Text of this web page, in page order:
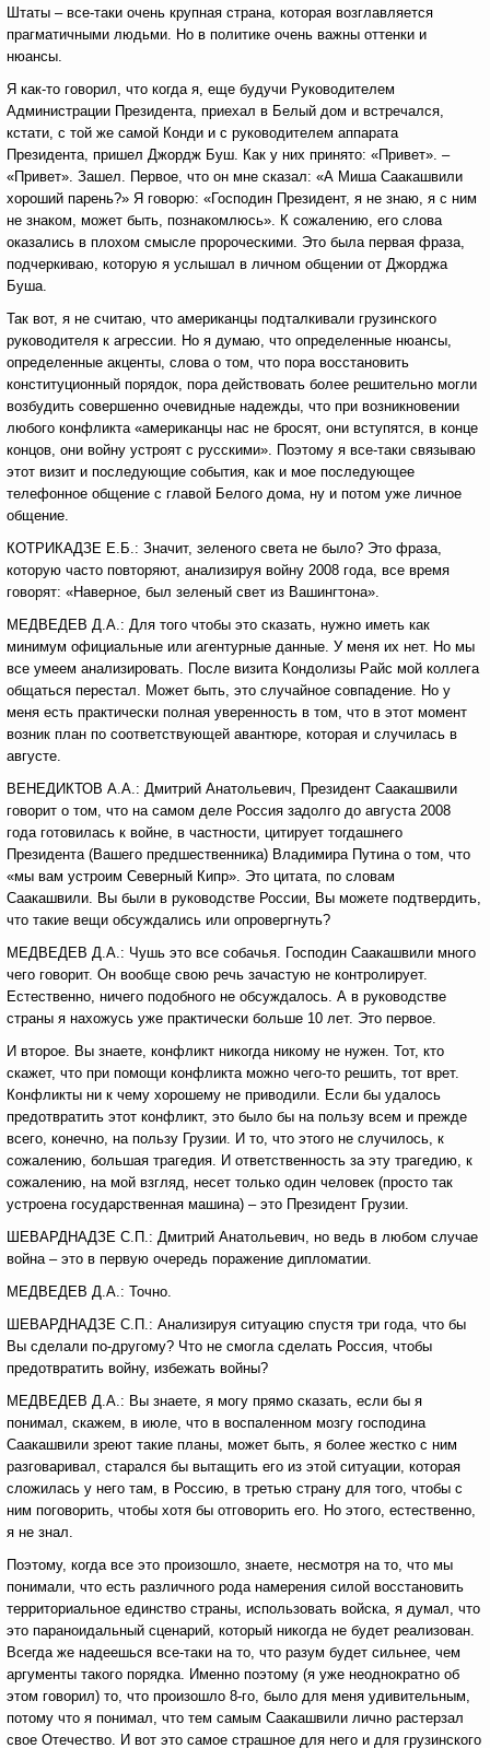
Штаты – все-таки очень крупная страна, которая возглавляется
прагматичными людьми. Но в политике очень важны оттенки и
нюансы.
Я как-то говорил, что когда я, еще будучи Руководителем
Администрации Президента, приехал в Белый дом и встречался,
кстати, с той же самой Конди и с руководителем аппарата
Президента, пришел Джордж Буш. Как у них принято: «Привет». –
«Привет». Зашел. Первое, что он мне сказал: «А Миша Саакашвили
хороший парень?» Я говорю: «Господин Президент, я не знаю, я с ним
не знаком, может быть, познакомлюсь». К сожалению, его слова
оказались в плохом смысле пророческими. Это была первая фраза,
подчеркиваю, которую я услышал в личном общении от Джорджа
Буша.
Так вот, я не считаю, что американцы подталкивали грузинского
руководителя к агрессии. Но я думаю, что определенные нюансы,
определенные акценты, слова о том, что пора восстановить
конституционный порядок, пора действовать более решительно могли
возбудить совершенно очевидные надежды, что при возникновении
любого конфликта «американцы нас не бросят, они вступятся, в конце
концов, они войну устроят с русскими». Поэтому я все-таки связываю
этот визит и последующие события, как и мое последующее
телефонное общение с главой Белого дома, ну и потом уже личное
общение.
КОТРИКАДЗЕ Е.Б.: Значит, зеленого света не было? Это фраза,
которую часто повторяют, анализируя войну 2008 года, все время
говорят: «Наверное, был зеленый свет из Вашингтона».
МЕДВЕДЕВ Д.А.: Для того чтобы это сказать, нужно иметь как
минимум официальные или агентурные данные. У меня их нет. Но мы
все умеем анализировать. После визита Кондолизы Райс мой коллега
общаться перестал. Может быть, это случайное совпадение. Но у
меня есть практически полная уверенность в том, что в этот момент
возник план по соответствующей авантюре, которая и случилась в
августе.
ВЕНЕДИКТОВ А.А.: Дмитрий Анатольевич, Президент Саакашвили
говорит о том, что на самом деле Россия задолго до августа 2008
года готовилась к войне, в частности, цитирует тогдашнего
Президента (Вашего предшественника) Владимира Путина о том, что
«мы вам устроим Северный Кипр». Это цитата, по словам
Саакашвили. Вы были в руководстве России, Вы можете подтвердить,
что такие вещи обсуждались или опровергнуть?
МЕДВЕДЕВ Д.А.: Чушь это все собачья. Господин Саакашвили много
чего говорит. Он вообще свою речь зачастую не контролирует.
Естественно, ничего подобного не обсуждалось. А в руководстве
страны я нахожусь уже практически больше 10 лет. Это первое.
И второе. Вы знаете, конфликт никогда никому не нужен. Тот, кто
скажет, что при помощи конфликта можно чего-то решить, тот врет.
Конфликты ни к чему хорошему не приводили. Если бы удалось
предотвратить этот конфликт, это было бы на пользу всем и прежде
всего, конечно, на пользу Грузии. И то, что этого не случилось, к
сожалению, большая трагедия. И ответственность за эту трагедию, к
сожалению, на мой взгляд, несет только один человек (просто так
устроена государственная машина) – это Президент Грузии.
ШЕВАРДНАДЗЕ С.П.: Дмитрий Анатольевич, но ведь в любом случае
война – это в первую очередь поражение дипломатии.
МЕДВЕДЕВ Д.А.: Точно.
ШЕВАРДНАДЗЕ С.П.: Анализируя ситуацию спустя три года, что бы
Вы сделали по-другому? Что не смогла сделать Россия, чтобы
предотвратить войну, избежать войны?
МЕДВЕДЕВ Д.А.: Вы знаете, я могу прямо сказать, если бы я
понимал, скажем, в июле, что в воспаленном мозгу господина
Саакашвили зреют такие планы, может быть, я более жестко с ним
разговаривал, старался бы вытащить его из этой ситуации, которая
сложилась у него там, в Россию, в третью страну для того, чтобы с
ним поговорить, чтобы хотя бы отговорить его. Но этого, естественно,
я не знал.
Поэтому, когда все это произошло, знаете, несмотря на то, что мы
понимали, что есть различного рода намерения силой восстановить
территориальное единство страны, использовать войска, я думал, что
это параноидальный сценарий, который никогда не будет реализован.
Всегда же надеешься все-таки на то, что разум будет сильнее, чем
аргументы такого порядка. Именно поэтому (я уже неоднократно об
этом говорил) то, что произошло 8-го, было для меня удивительным,
потому что я понимал, что тем самым Саакашвили лично растерзал
свое Отечество. И вот это самое страшное для него и для грузинского